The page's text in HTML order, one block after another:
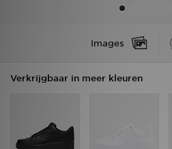
Images
Verkrijgbaar in meer kleuren
Klantenservice